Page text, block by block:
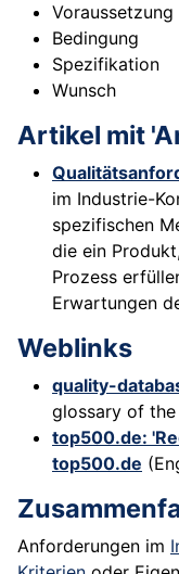
Voraussetzung
Bedingung
Spezifikation
Wunsch
Artikel mit
im Industrie-
spezifischen
die ein
Prozess
Erwartungen
Weblinks
quality-
glossary of the
top500.de:
top500.de
Anforderungen im